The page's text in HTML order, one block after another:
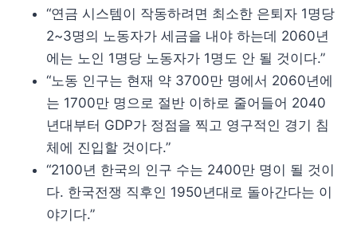
“연금 시스템이 작동하려면 최소한 은퇴자 1명당
2~3명의 노동자가 세금을 내야 하는데 2060년
에는 노인 1명당 노동자가 1명도 안 될 것이다.”
“노동 인구는 현재 약 3700만 명에서 2060년에
는 1700만 명으로 절반 이하로 줄어들어 2040
년대부터 GDP가 정점을 찍고 영구적인 경기 침
체에 진입할 것이다.”
“2100년 한국의 인구 수는 2400만 명이 될 것이
다. 한국전쟁 직후인 1950년대로 돌아간다는 이
야기다.”